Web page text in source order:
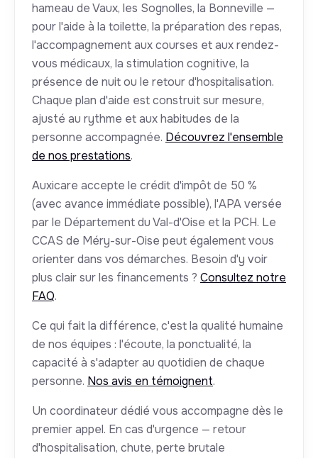
hameau de Vaux, les Sognolles, la Bonneville —
pour l'aide à la toilette, la préparation des repas,
l'accompagnement aux courses et aux rendez-
vous médicaux, la stimulation cognitive, la
présence de nuit ou le retour d'hospitalisation.
Chaque plan d'aide est construit sur mesure,
ajusté au rythme et aux habitudes de la
personne accompagnée. Découvrez l'ensemble
de nos prestations.
Auxicare accepte le crédit d'impôt de 50 %
(avec avance immédiate possible), l'APA versée
par le Département du Val-d'Oise et la PCH. Le
CCAS de Méry-sur-Oise peut également vous
orienter dans vos démarches. Besoin d'y voir
plus clair sur les financements ? Consultez notre
FAQ.
Ce qui fait la différence, c'est la qualité humaine
de nos équipes : l'écoute, la ponctualité, la
capacité à s'adapter au quotidien de chaque
personne. Nos avis en témoignent.
Un coordinateur dédié vous accompagne dès le
premier appel. En cas d'urgence — retour
d'hospitalisation, chute, perte brutale